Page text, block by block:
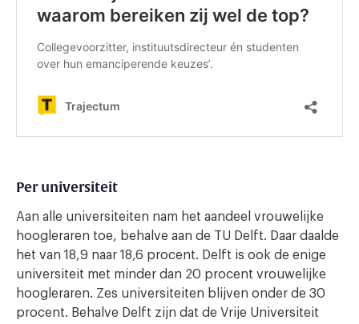
Per universiteit
Aan alle universiteiten nam het aandeel vrouwelijke
hoogleraren toe, behalve aan de TU Delft. Daar daalde
het van 18,9 naar 18,6 procent. Delft is ook de enige
universiteit met minder dan 20 procent vrouwelijke
hoogleraren. Zes universiteiten blijven onder de 30
procent. Behalve Delft zijn dat de Vrije Universiteit